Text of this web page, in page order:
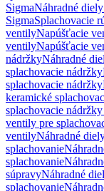
SigmaNáhradné
SigmaSplachovacie
ventilyNapúšťacie
ventilyNapúšťacie
nádržkyNáhradné
splachovacie nádržky
splachovacie nádržky
keramické
splachovacie
ventily pre
ventilyNáhradné
splachovanie
splachovanie
súpravyNáhradné
splachovanie